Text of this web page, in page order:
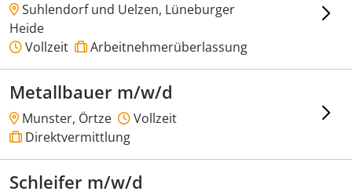
Suhlendorf und Uelzen, Lüneburger
Heide
Vollzeit
Arbeitnehmerüberlassung
Metallbauer m/w/d
Munster, Örtze
Vollzeit
Direktvermittlung
Schleifer m/w/d